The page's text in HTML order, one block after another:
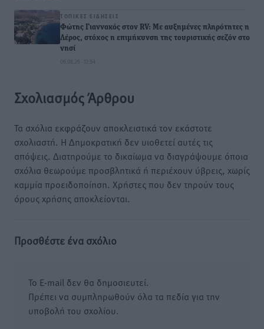
ΤΟΠΙΚΈΣ ΕΙΔΉΣΕΙΣ
Φώτης Γιαννακός στον RV: Με αυξημένες πληρότητες η
Λέρος, στόχος η επιμήκυνση της τουριστικής σεζόν στο
νησί
06.08.26 · 13:54
Σχολιασμός Άρθρου
Τα σχόλια εκφράζουν αποκλειστικά τον εκάστοτε
σχολιαστή. Η Δημοκρατική δεν υιοθετεί αυτές τις
απόψεις. Διατηρούμε το δικαίωμα να διαγράψουμε όποια
σχόλια θεωρούμε προσβλητικά ή περιέχουν ύβρεις, χωρίς
καμμία προειδοποίηση. Χρήστες που δεν τηρούν τους
όρους χρήσης αποκλείονται.
Προσθέστε ένα σχόλιο
Το E-mail δεν θα δημοσιευτεί.
Πρέπει να συμπληρωθούν όλα τα πεδία για την
υποβολή του σχολίου.